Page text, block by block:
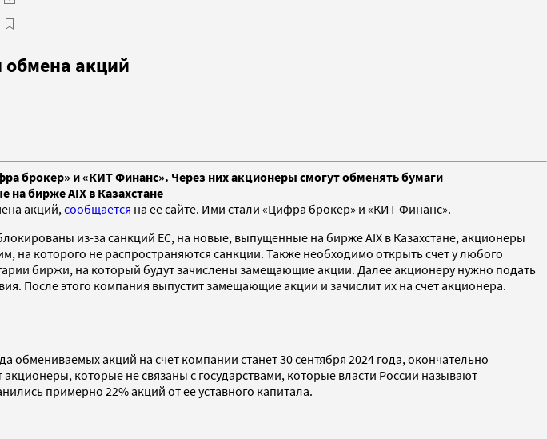
акций
брокер» и «КИТ Финанс». Через них акционеры смогут обменять бумаги
бирже AIX в Казахстане
акций, сообщается на ее сайте. Ими стали «Цифра брокер» и «КИТ Финанс».
из-за санкций ЕС, на новые, выпущенные на бирже AIX в Казахстане, акционеры
которого не распространяются санкции. Также необходимо открыть счет у любого
биржи, на который будут зачислены замещающие акции. Далее акционеру нужно подать
После этого компания выпустит замещающие акции и зачислит их на счет акционера.
акций на счет компании станет 30 сентября 2024 года, окончательно
которые не связаны с государствами, которые власти России называют
примерно 22% акций от ее уставного капитала.